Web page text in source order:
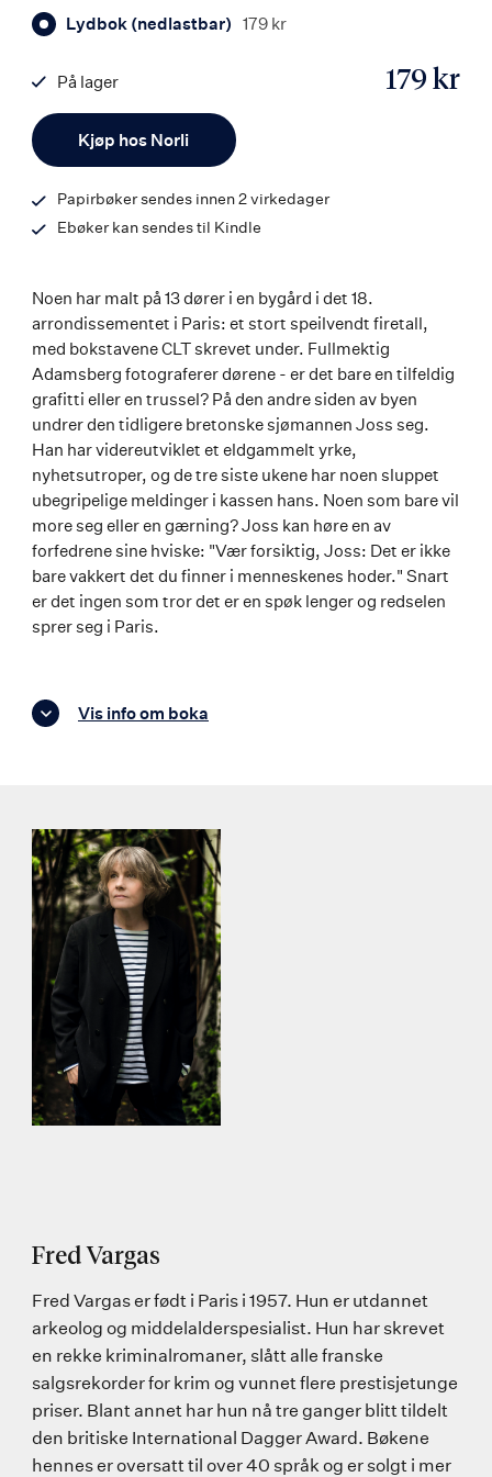
Lydbok (nedlastbar) 179 kr
Kjøp hos Norli
179 kr
På lager
9788203458163
Papirbøker sendes innen 2 virkedager
Ebøker kan sendes til Kindle
Noen har malt på 13 dører i en bygård i det 18.
arrondissementet i Paris: et stort speilvendt firetall,
med bokstavene CLT skrevet under. Fullmektig
Adamsberg fotograferer dørene - er det bare en tilfeldig
grafitti eller en trussel? På den andre siden av byen
undrer den tidligere bretonske sjømannen Joss seg.
Han har videreutviklet et eldgammelt yrke,
nyhetsutroper, og de tre siste ukene har noen sluppet
ubegripelige meldinger i kassen hans. Noen som bare vil
more seg eller en gærning? Joss kan høre en av
forfedrene sine hviske: "Vær forsiktig, Joss: Det er ikke
bare vakkert det du finner i menneskenes hoder." Snart
er det ingen som tror det er en spøk lenger og redselen
sprer seg i Paris.
Vis info om boka
Fred Vargas
Fred Vargas er født i Paris i 1957. Hun er utdannet
arkeolog og middelalderspesialist. Hun har skrevet
en rekke kriminalromaner, slått alle franske
salgsrekorder for krim og vunnet flere prestisjetunge
priser. Blant annet har hun nå tre ganger blitt tildelt
den britiske International Dagger Award. Bøkene
hennes er oversatt til over 40 språk og er solgt i mer